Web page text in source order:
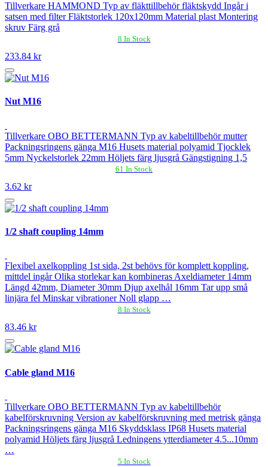
Tillverkare HAMMOND Typ av fläkttillbehör fläktskydd Ingår i
satsen med filter Fläktstorlek 120x120mm Material plast Montering
skruv Färg grå
8 In Stock
233.84 kr
Nut M16
Tillverkare OBO BETTERMANN Typ av kabeltillbehör mutter
Packningsringens gänga M16 Husets material polyamid Tjocklek
5mm Nyckelstorlek 22mm Höljets färg ljusgrå Gängstigning 1,5
61 In Stock
3.62 kr
1/2 shaft coupling 14mm
Flexibel axelkoppling 1st sida, 2st behövs för komplett koppling,
mittdel ingår Olika storlekar kan kombineras Axeldiameter 14mm
Längd 42mm, Diameter 30mm Djup axelhål 16mm Tar upp små
linjära fel Minskar vibrationer Noll glapp …
8 In Stock
83.46 kr
Cable gland M16
Tillverkare OBO BETTERMANN Typ av kabeltillbehör
kabelförskruvning Version av kabelförskruvning med metrisk gänga
Packningsringens gänga M16 Skyddsklass IP68 Husets material
polyamid Höljets färg ljusgrå Ledningens ytterdiameter 4.5...10mm
…
5 In Stock